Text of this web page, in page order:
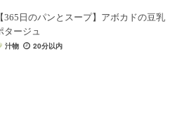
【365日のパンとスープ】アボカドの豆乳
タージュ
汁物 20分以内